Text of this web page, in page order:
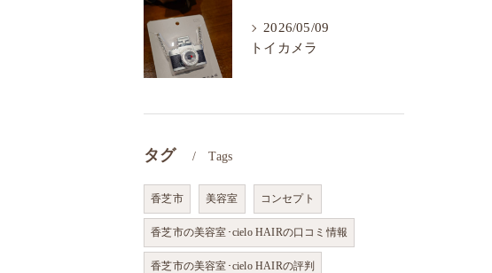
2026/05/09
トイカメラ
タグ Tags
香芝市 美容室 コンセプト
香芝市の美容室･cielo HAIRの口コミ情報
香芝市の美容室･cielo HAIRの評判